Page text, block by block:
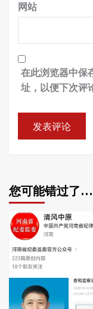
网站
在此浏览器中保
址，以便下次评
您可能错过了